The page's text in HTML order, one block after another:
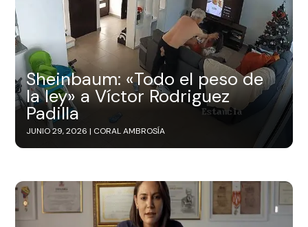
Sheinbaum: «Todo el peso de
la ley» a Víctor Rodriguez
Padilla
JUNIO 29, 2026 | CORAL AMBROSÍA